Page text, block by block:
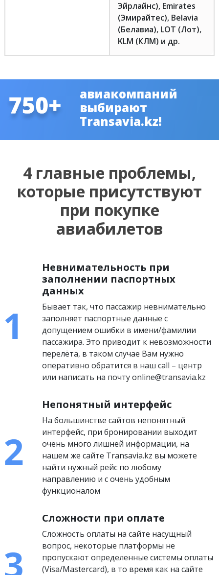
Эйрлайнс), Emirates
(Эмирайтес), Belavia
(Белавиа), LOT (Лот),
KLM (КЛМ) и др.
авиакомпаний
выбирают
Transavia.kz!
4 главные проблемы,
которые присутствуют
при покупке
авиабилетов
Невнимательность при
заполнении паспортных
данных
Бывает так, что пассажир невнимательно
заполняет паспортные данные с
допущением ошибки в имени/фамилии
пассажира. Это приводит к невозможности
перелёта, в таком случае Вам нужно
оперативно обратится в наш call – центр
или написать на почту online@transavia.kz
Непонятный интерфейс
На большинстве сайтов непонятный
интерфейс, при бронировании выходит
очень много лишней информации, на
нашем же сайте Transavia.kz вы можете
найти нужный рейс по любому
направлению и с очень удобным
функционалом
Сложности при оплате
Сложность оплаты на сайте насущный
вопрос, некоторые платформы не
пропускают определенные системы оплаты
(Visa/Mastercard), в то время как на сайте